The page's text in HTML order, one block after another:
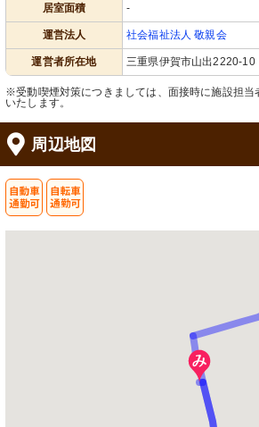
居室面積 -
運営法人 社会福祉法人 敬親会
運営者所在地 三重県伊賀市山出2220-10
※受動喫煙対策につきましては、面接時に施設担当
いたします。
周辺地図